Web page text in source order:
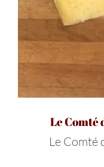
Le Comté
Le Comté